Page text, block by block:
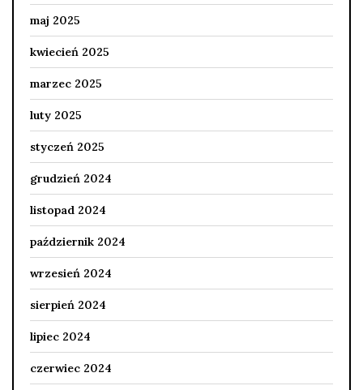
maj 2025
kwiecień 2025
marzec 2025
luty 2025
styczeń 2025
grudzień 2024
listopad 2024
październik 2024
wrzesień 2024
sierpień 2024
lipiec 2024
czerwiec 2024